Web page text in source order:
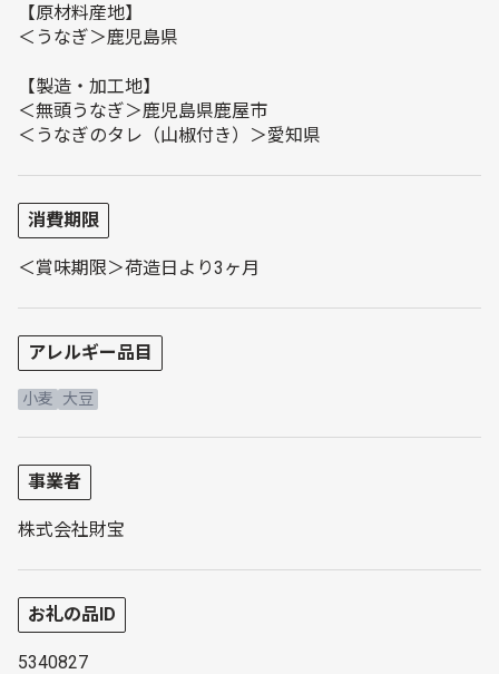
【原材料産地】
＜うなぎ＞鹿児島県
【製造・加工地】
＜無頭うなぎ＞鹿児島県鹿屋市
＜うなぎのタレ（山椒付き）＞愛知県
消費期限
＜賞味期限＞荷造日より3ヶ月
アレルギー品目
小麦 大豆
事業者
株式会社財宝
お礼の品ID
5340827